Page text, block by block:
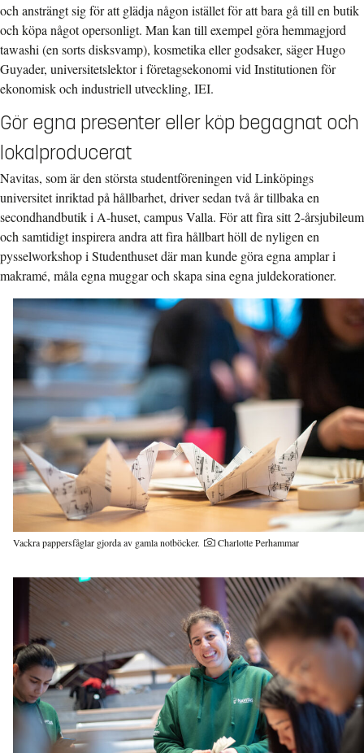
och ansträngt sig för att glädja någon istället för att bara gå till en butik
och köpa något opersonligt. Man kan till exempel göra hemmagjord
tawashi (en sorts disksvamp), kosmetika eller godsaker, säger Hugo
Guyader, universitetslektor i företagsekonomi vid Institutionen för
ekonomisk och industriell utveckling, IEI.
Gör egna presenter eller köp begagnat och
lokalproducerat
Navitas, som är den största studentföreningen vid Linköpings
universitet inriktad på hållbarhet, driver sedan två år tillbaka en
secondhandbutik i A-huset, campus Valla. För att fira sitt 2-årsjubileum
och samtidigt inspirera andra att fira hållbart höll de nyligen en
pysselworkshop i Studenthuset där man kunde göra egna amplar i
makramé, måla egna muggar och skapa sina egna juldekorationer.
Vackra pappersfåglar gjorda av gamla notböcker. Charlotte Perhammar